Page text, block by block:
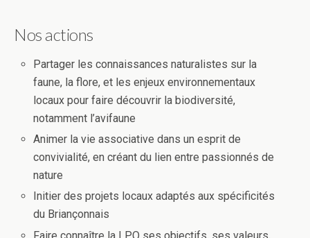
Nos actions
Partager les connaissances naturalistes sur la
faune, la flore, et les enjeux environnementaux
locaux pour faire découvrir la biodiversité,
notamment l’avifaune
Animer la vie associative dans un esprit de
convivialité, en créant du lien entre passionnés de
nature
Initier des projets locaux adaptés aux spécificités
du Briançonnais
Faire connaître la LPO ses objectifs, ses valeurs,